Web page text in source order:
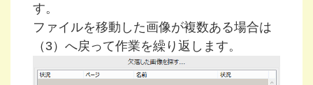
す。
ファイルを移動した画像が複数ある場合は
（3）へ戻って作業を繰り返します。